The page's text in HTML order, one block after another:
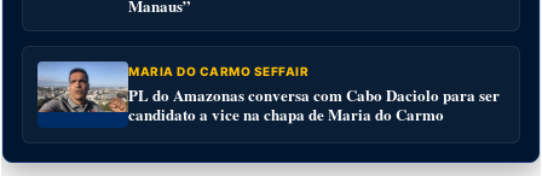
Manaus”
MARIA DO CARMO SEFFAIR
PL do Amazonas conversa com Cabo Daciolo para ser
candidato a vice na chapa de Maria do Carmo